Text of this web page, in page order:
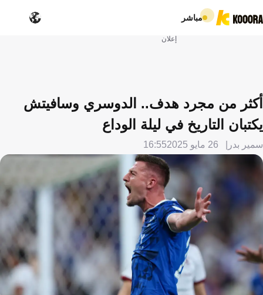
مباشر
إعلان
أكثر من مجرد هدف.. الدوسري وسافيتش
يكتبان التاريخ في ليلة الوداع
سمير بدر 26 مايو 2025 16:55